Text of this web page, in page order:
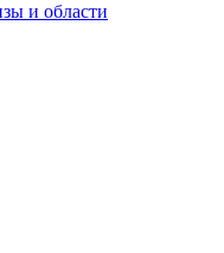
и области